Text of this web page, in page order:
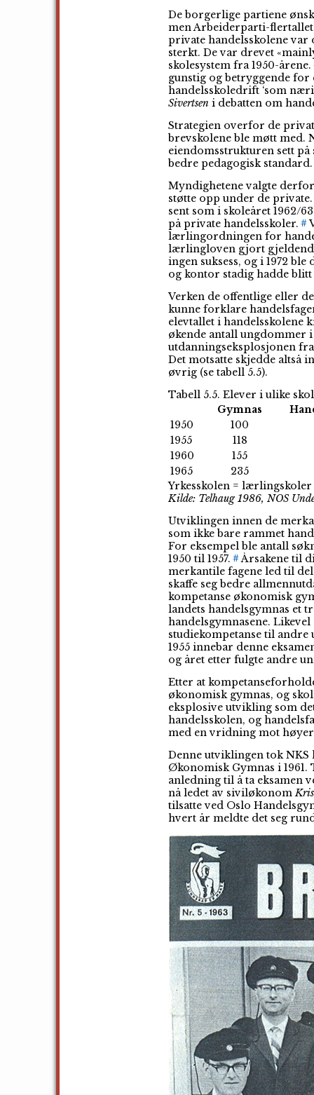
De borgerlige partiene
men Arbeiderparti-
private handelsskolene var
sterkt. De var drevet
skolesystem fra 1950-årene.
gunstig og betryggende for
handelsskoledrift ‘som
Sivertsen i debatten om
Strategien overfor de
brevskolene ble møtt med.
eiendomsstrukturen sett
bedre pedagogisk standard.
Myndighetene valgte
støtte opp under de
sent som i skoleåret 1962/
på private handelsskoler. #
lærlingordningen for
lærlingloven gjort
ingen suksess, og i 1972
og kontor stadig hadde
Verken de offentlige eller
kunne forklare
elevtallet i
økende antall ungdommer
utdanningseksplosjonen
Det motsatte skjedde altså
øvrig (se tabell 5.5).
Tabell 5.5. Elever i ulike
Gymnas
1950
100
1955
118
1960
155
1965
235
Yrkesskolen =
Kilde: Telhaug 1986, NOS
Utviklingen innen de
som ikke bare rammet
For eksempel ble antall
1950 til 1957. #Årsakene til
merkantile fagene led til
skaffe seg bedre
kompetanse økonomisk
landets handelsgymnas et
handelsgymnasene.
studiekompetanse til
1955 innebar denne
og året etter fulgte andre
Etter at
økonomisk gymnas, og
eksplosive utvikling som
handelsskolen, og
med en vridning mot
Denne utviklingen tok NKS
Økonomisk Gymnas i 1961.
anledning til å ta eksamen
nå ledet av siviløkonom
tilsatte ved Oslo
hvert år meldte det seg